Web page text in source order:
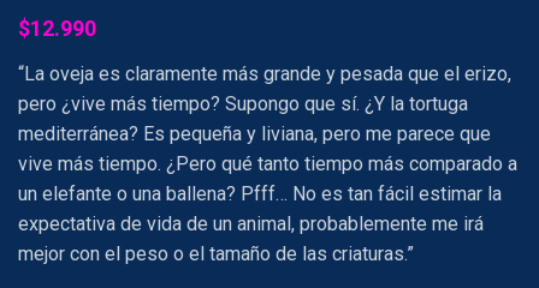
$12.990
“La oveja es claramente más grande y pesada que el erizo,
pero ¿vive más tiempo? Supongo que sí. ¿Y la tortuga
mediterránea? Es pequeña y liviana, pero me parece que
vive más tiempo. ¿Pero qué tanto tiempo más comparado a
un elefante o una ballena? Pfff… No es tan fácil estimar la
expectativa de vida de un animal, probablemente me irá
mejor con el peso o el tamaño de las criaturas.”